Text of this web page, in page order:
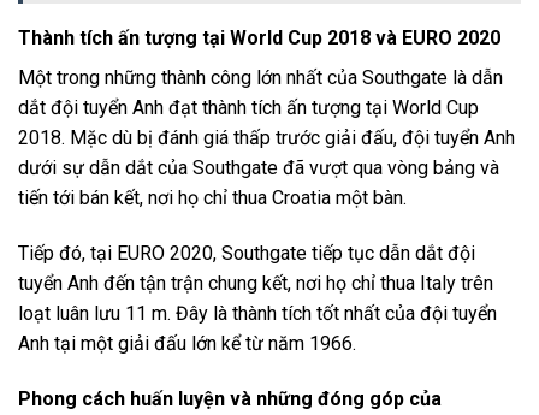
Thành tích ấn tượng tại World Cup 2018 và EURO 2020
Một trong những thành công lớn nhất của Southgate là dẫn
dắt đội tuyển Anh đạt thành tích ấn tượng tại World Cup
2018. Mặc dù bị đánh giá thấp trước giải đấu, đội tuyển Anh
dưới sự dẫn dắt của Southgate đã vượt qua vòng bảng và
tiến tới bán kết, nơi họ chỉ thua Croatia một bàn.
Tiếp đó, tại EURO 2020, Southgate tiếp tục dẫn dắt đội
tuyển Anh đến tận trận chung kết, nơi họ chỉ thua Italy trên
loạt luân lưu 11 m. Đây là thành tích tốt nhất của đội tuyển
Anh tại một giải đấu lớn kể từ năm 1966.
Phong cách huấn luyện và những đóng góp của